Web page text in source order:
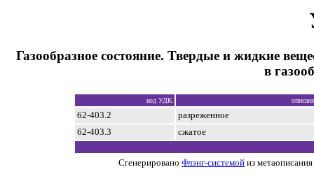
Газообразное состояние. Твердые и жидкие
в
код УДК
62-403.2
разреженное
62-403.3
сжатое
Сгенерировано Флэнг-системой из